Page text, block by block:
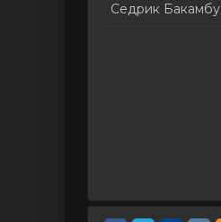
Седрик Бакамбу